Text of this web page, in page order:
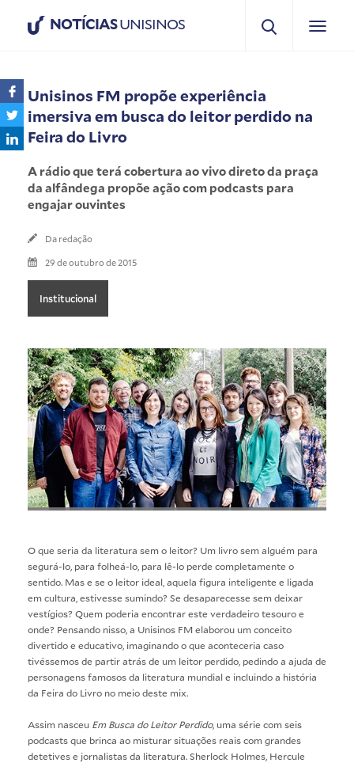
NOTÍCIASUNISINOS
Unisinos FM propõe experiência
imersiva em busca do leitor perdido na
Feira do Livro
A rádio que terá cobertura ao vivo direto da praça
da alfândega propõe ação com podcasts para
engajar ouvintes
Da redação
29 de outubro de 2015
Institucional
O que seria da literatura sem o leitor? Um livro sem alguém para
segurá-lo, para folheá-lo, para lê-lo perde completamente o
sentido. Mas e se o leitor ideal, aquela figura inteligente e ligada
em cultura, estivesse sumindo? Se desaparecesse sem deixar
vestígios? Quem poderia encontrar este verdadeiro tesouro e
onde? Pensando nisso, a Unisinos FM elaborou um conceito
divertido e educativo, imaginando o que aconteceria caso
tivéssemos de partir atrás de um leitor perdido, pedindo a ajuda de
personagens famosos da literatura mundial e incluindo a história
da Feira do Livro no meio deste mix.
Assim nasceu Em Busca do Leitor Perdido, uma série com seis
podcasts que brinca ao misturar situações reais com grandes
detetives e jornalistas da literatura. Sherlock Holmes, Hercule